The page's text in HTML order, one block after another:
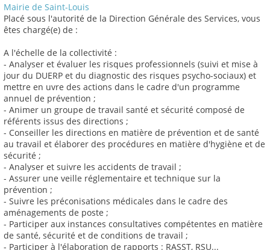
Mairie de Saint-Louis
Placé sous l'autorité de la Direction Générale des Services, vous
êtes chargé(e) de :
A l'échelle de la collectivité :
- Analyser et évaluer les risques professionnels (suivi et mise à
jour du DUERP et du diagnostic des risques psycho-sociaux) et
mettre en uvre des actions dans le cadre d'un programme
annuel de prévention ;
- Animer un groupe de travail santé et sécurité composé de
référents issus des directions ;
- Conseiller les directions en matière de prévention et de santé
au travail et élaborer des procédures en matière d'hygiène et de
sécurité ;
- Analyser et suivre les accidents de travail ;
- Assurer une veille réglementaire et technique sur la
prévention ;
- Suivre les préconisations médicales dans le cadre des
aménagements de poste ;
- Participer aux instances consultatives compétentes en matière
de santé, sécurité et de conditions de travail ;
- Participer à l'élaboration de rapports : RASST, RSU...